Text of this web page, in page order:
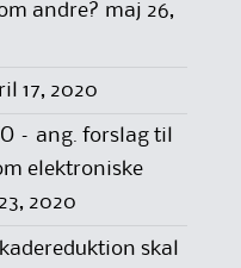
andre? maj 26,
17, 2020
– ang. forslag til
elektroniske
2020
skal